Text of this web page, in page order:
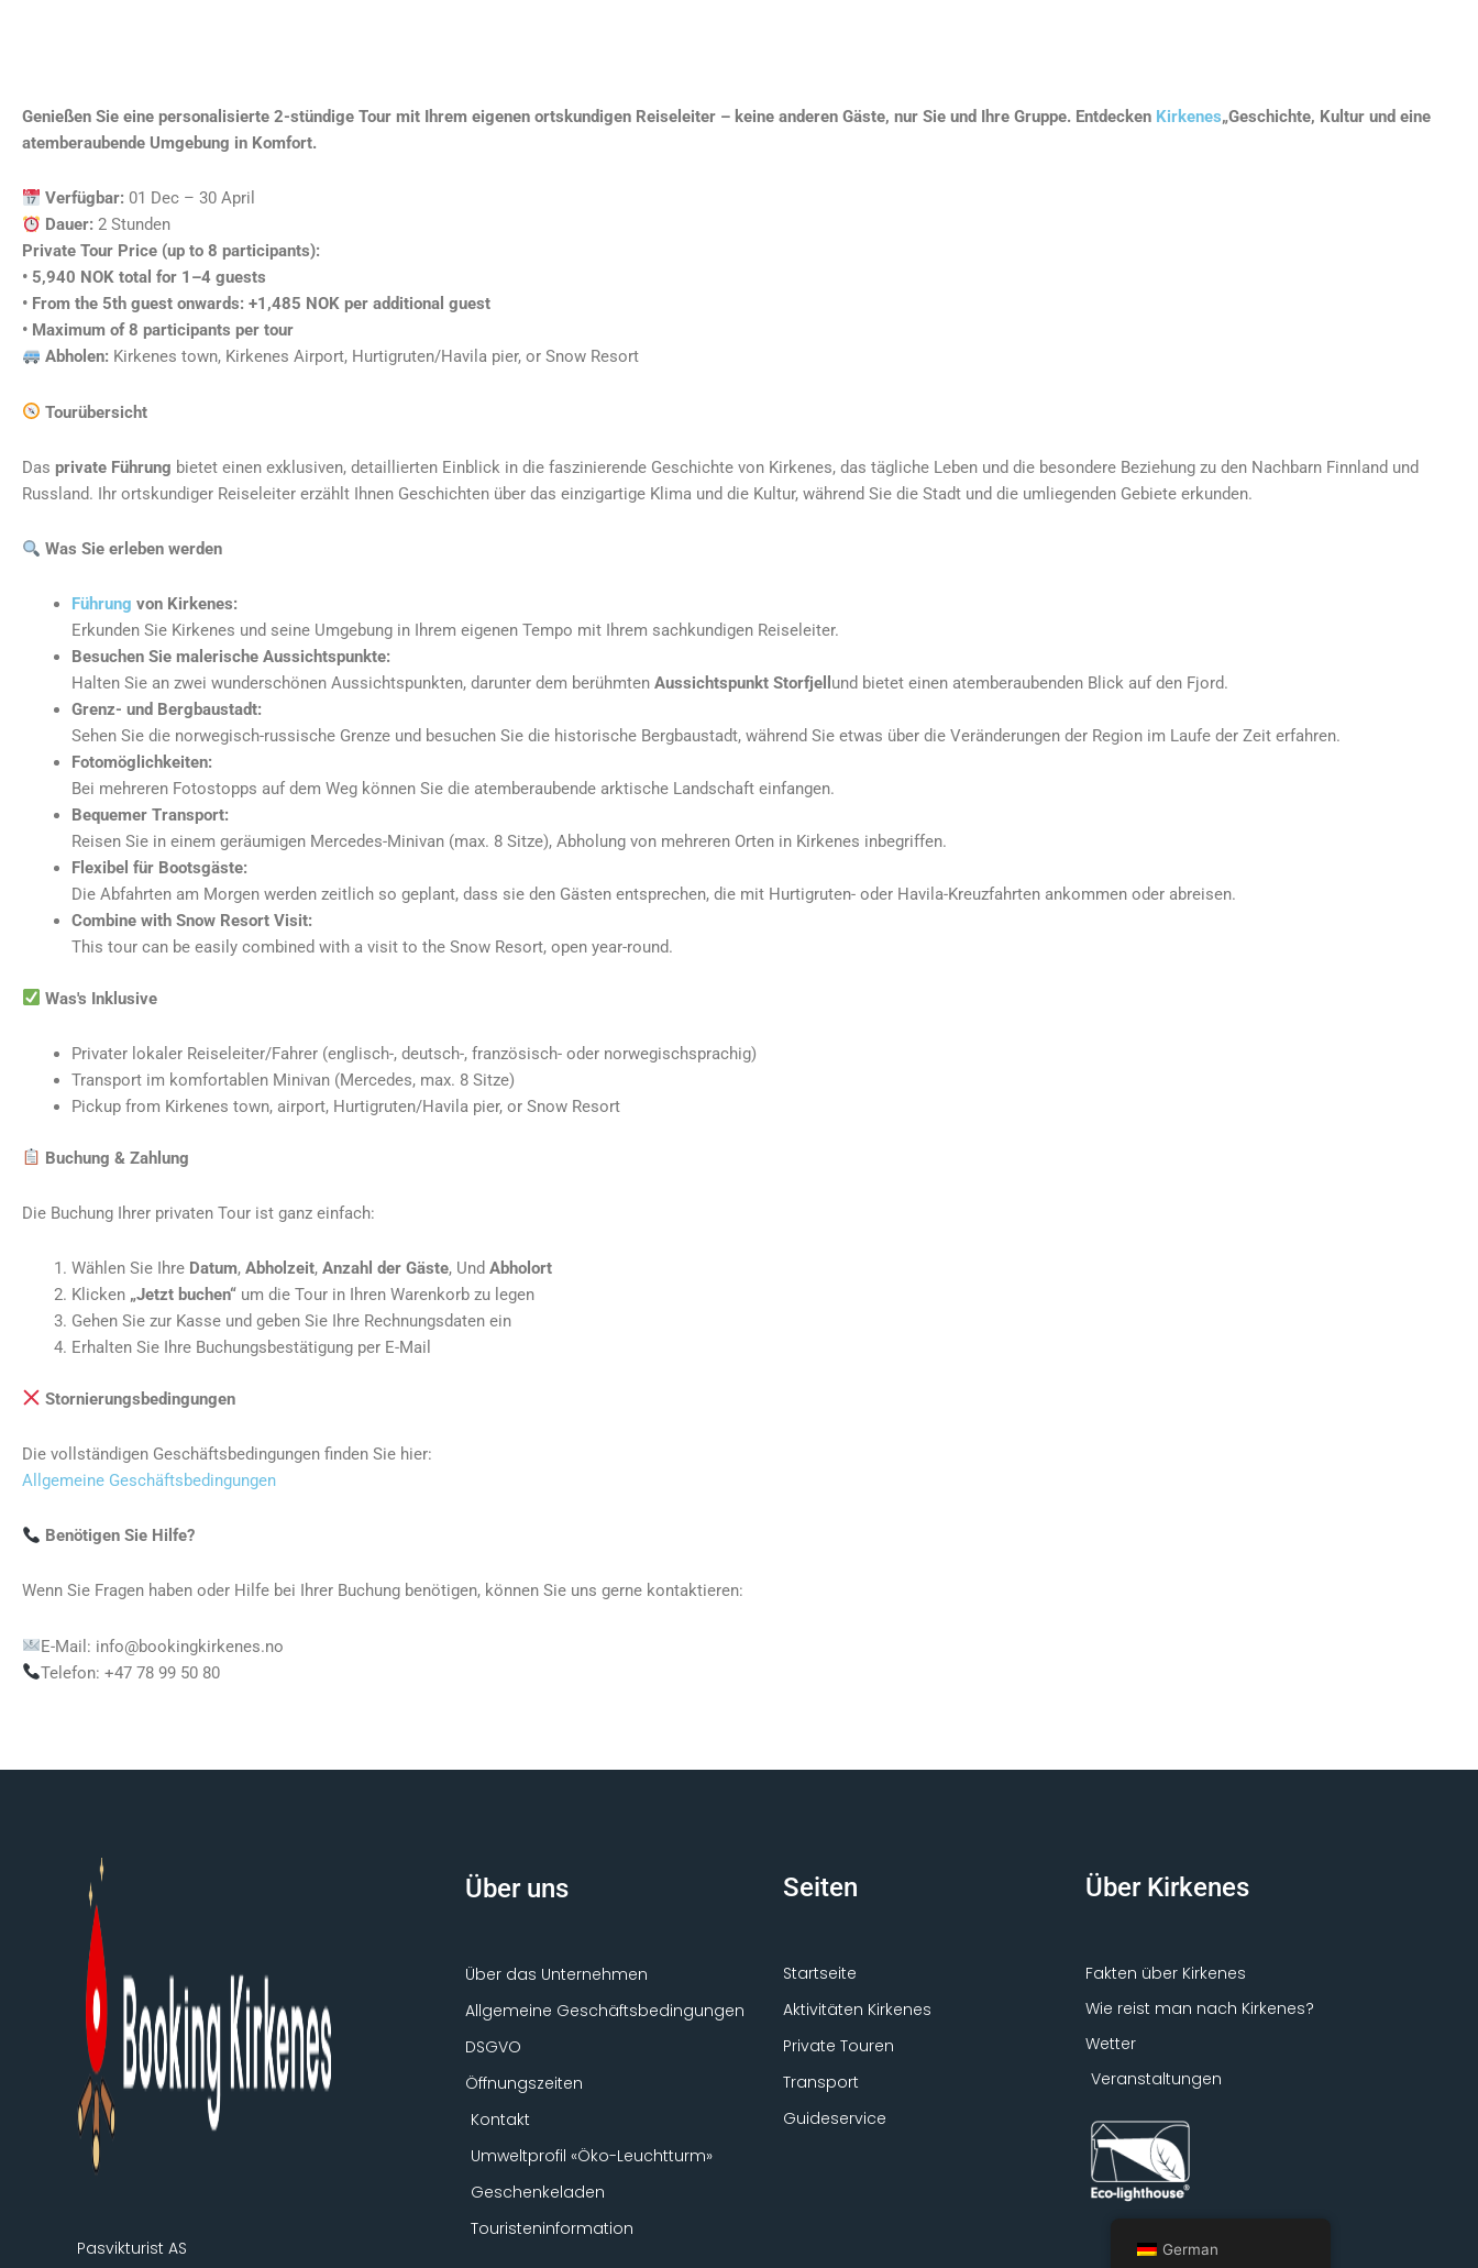
Genießen Sie eine personalisierte 2-stündige Tour mit Ihrem eigenen ortskundigen Reiseleiter – keine anderen Gäste, nur Sie und Ihre Gruppe. Entdecken Kirkenes„Geschichte, Kultur und eine
atemberaubende Umgebung in Komfort.
Verfügbar: 01 Dec – 30 April
Dauer: 2 Stunden
Private Tour Price (up to 8 participants):
• 5,940 NOK total for 1–4 guests
• From the 5th guest onwards: +1,485 NOK per additional guest
• Maximum of 8 participants per tour
Abholen: Kirkenes town, Kirkenes Airport, Hurtigruten/Havila pier, or Snow Resort
Tourübersicht
Das private Führung bietet einen exklusiven, detaillierten Einblick in die faszinierende Geschichte von Kirkenes, das tägliche Leben und die besondere Beziehung zu den Nachbarn Finnland und
Russland. Ihr ortskundiger Reiseleiter erzählt Ihnen Geschichten über das einzigartige Klima und die Kultur, während Sie die Stadt und die umliegenden Gebiete erkunden.
Was Sie erleben werden
Führung von Kirkenes:
Erkunden Sie Kirkenes und seine Umgebung in Ihrem eigenen Tempo mit Ihrem sachkundigen Reiseleiter.
Besuchen Sie malerische Aussichtspunkte:
Halten Sie an zwei wunderschönen Aussichtspunkten, darunter dem berühmten Aussichtspunkt Storfjell und bietet einen atemberaubenden Blick auf den Fjord.
Grenz- und Bergbaustadt:
Sehen Sie die norwegisch-russische Grenze und besuchen Sie die historische Bergbaustadt, während Sie etwas über die Veränderungen der Region im Laufe der Zeit erfahren.
Fotomöglichkeiten:
Bei mehreren Fotostopps auf dem Weg können Sie die atemberaubende arktische Landschaft einfangen.
Bequemer Transport:
Reisen Sie in einem geräumigen Mercedes-Minivan (max. 8 Sitze), Abholung von mehreren Orten in Kirkenes inbegriffen.
Flexibel für Bootsgäste:
Die Abfahrten am Morgen werden zeitlich so geplant, dass sie den Gästen entsprechen, die mit Hurtigruten- oder Havila-Kreuzfahrten ankommen oder abreisen.
Combine with Snow Resort Visit:
This tour can be easily combined with a visit to the Snow Resort, open year-round.
Was's Inklusive
Privater lokaler Reiseleiter/Fahrer (englisch-, deutsch-, französisch- oder norwegischsprachig)
Transport im komfortablen Minivan (Mercedes, max. 8 Sitze)
Pickup from Kirkenes town, airport, Hurtigruten/Havila pier, or Snow Resort
Buchung & Zahlung
Die Buchung Ihrer privaten Tour ist ganz einfach:
Wählen Sie Ihre Datum, Abholzeit, Anzahl der Gäste, Und Abholort
Klicken „Jetzt buchen“ um die Tour in Ihren Warenkorb zu legen
Gehen Sie zur Kasse und geben Sie Ihre Rechnungsdaten ein
Erhalten Sie Ihre Buchungsbestätigung per E-Mail
Stornierungsbedingungen
Die vollständigen Geschäftsbedingungen finden Sie hier:
Allgemeine Geschäftsbedingungen
Benötigen Sie Hilfe?
Wenn Sie Fragen haben oder Hilfe bei Ihrer Buchung benötigen, können Sie uns gerne kontaktieren:
E-Mail: info@bookingkirkenes.no
Telefon: +47 78 99 50 80
Pasvikturist AS
Über uns
Über das Unternehmen
Allgemeine Geschäftsbedingungen
DSGVO
Öffnungszeiten
Kontakt
Umweltprofil «Öko-Leuchtturm»
Geschenkeladen
Touristeninformation
Seiten
Startseite
Aktivitäten Kirkenes
Private Touren
Transport
Guideservice
Über Kirkenes
Fakten über Kirkenes
Wie reist man nach Kirkenes?
Wetter
Veranstaltungen
German